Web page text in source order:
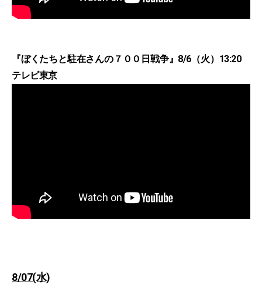
『ぼくたちと駐在さんの７００日戦争』8/6（火）13:20
テレビ東京
8/07(水)